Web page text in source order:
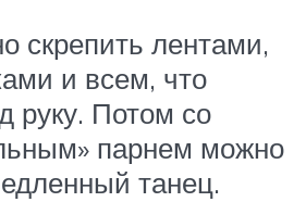
скрепить лентами,
и всем, что
руку. Потом со
парнем можно
танец.